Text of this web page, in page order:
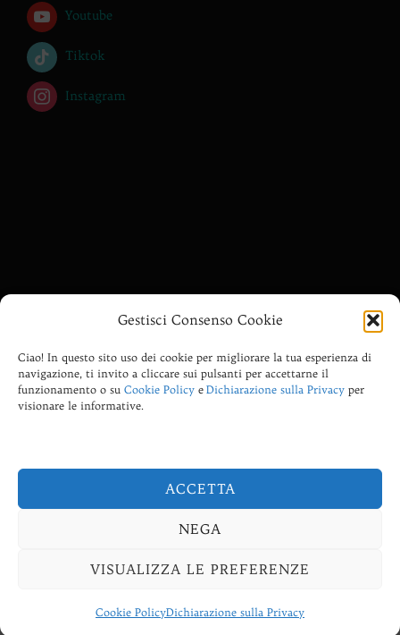
Gestisci Consenso Cookie
Ciao! In questo sito uso dei cookie per migliorare la tua esperienza di
navigazione, ti invito a cliccare sui pulsanti per accettarne il
funzionamento o su Cookie Policy e Dichiarazione sulla Privacy per
visionare le informative.
ACCETTA
NEGA
VISUALIZZA LE PREFERENZE
Cookie PolicyDichiarazione sulla Privacy
Youtube
Tiktok
Instagram
Risveglio di Coscienza, consapevolezza, spiritualità
pratica, ricerca interiore, Saggezza Anima-le, Divinazione
evolutiva, Massaggio Sonoro Armonico, Tecniche di
Copyright © 2026 Suono Armonico e Animali